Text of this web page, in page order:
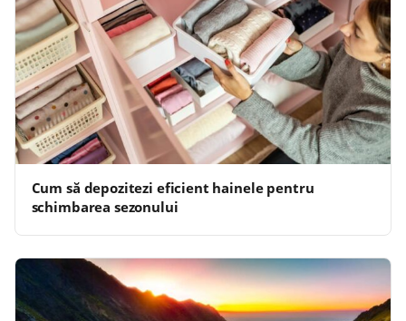
Cum să depozitezi eficient hainele pentru
schimbarea sezonului